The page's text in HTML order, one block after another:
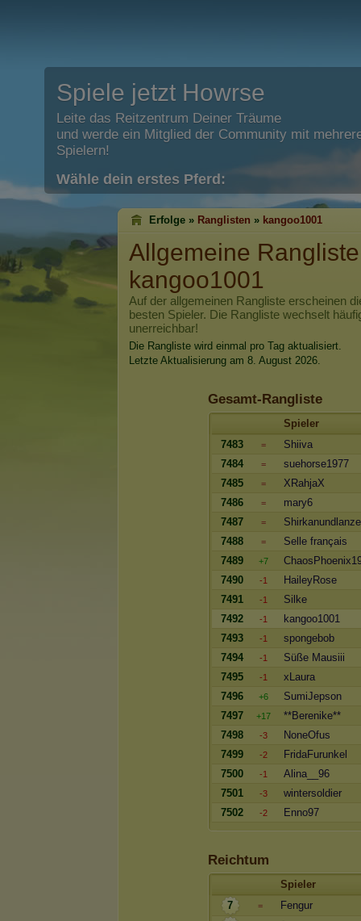
Spiele jetzt Howrse
Leite das Reitzentrum Deiner Träume
und werde ein Mitglied der Community mit
Spielern!
Wähle dein erstes Pferd:
Erfolge » Ranglisten » kangoo1001
Allgemeine
kangoo1001
Auf der allgemeinen Rangliste erscheinen
besten Spieler. Die Rangliste wechselt
unerreichbar!
Die Rangliste wird einmal pro Tag aktualisiert.
Letzte Aktualisierung am 8. August 2026.
Gesamt-Rangliste
Spieler
7483
=
Shiiva
7484
=
suehorse1977
7485
=
XRahjaX
7486
=
mary6
7487
=
7488
=
Selle français
7489
+7
7490
-1
HaileyRose
7491
-1
Silke
7492
-1
kangoo1001
7493
-1
spongebob
7494
-1
Süße Mausiii
7495
-1
xLaura
7496
+6
SumiJepson
7497
+17
**Berenike**
7498
-3
NoneOfus
7499
-2
FridaFurunkel
7500
-1
Alina__96
7501
-3
wintersoldier
7502
-2 Enno97
Reichtum
Spieler
7
=
Fengur